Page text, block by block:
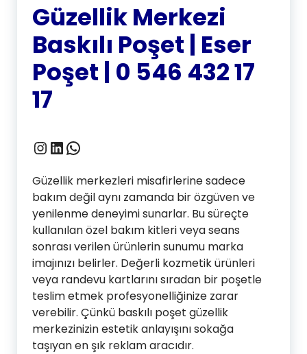
Güzellik Merkezi
Baskılı Poşet | Eser
Poşet | 0 546 432 17
17
Instagram
LinkedIn
WhatsApp
Güzellik merkezleri misafirlerine sadece
bakım değil aynı zamanda bir özgüven ve
yenilenme deneyimi sunarlar. Bu süreçte
kullanılan özel bakım kitleri veya seans
sonrası verilen ürünlerin sunumu marka
imajınızı belirler. Değerli kozmetik ürünleri
veya randevu kartlarını sıradan bir poşetle
teslim etmek profesyonelliğinize zarar
verebilir. Çünkü baskılı poşet güzellik
merkezinizin estetik anlayışını sokağa
taşıyan en şık reklam aracıdır.